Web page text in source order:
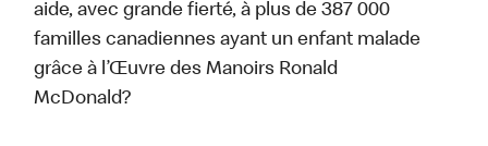
aide, avec grande fierté, à plus de 387 000
familles canadiennes ayant un enfant malade
grâce à l’Œuvre des Manoirs Ronald
McDonald?